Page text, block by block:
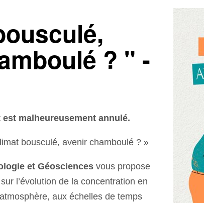
? " -
malheureusement annulé.
bousculé, avenir chamboulé ? »
et Géosciencesvous propose
l’évolution de la concentration en
aux échelles de temps